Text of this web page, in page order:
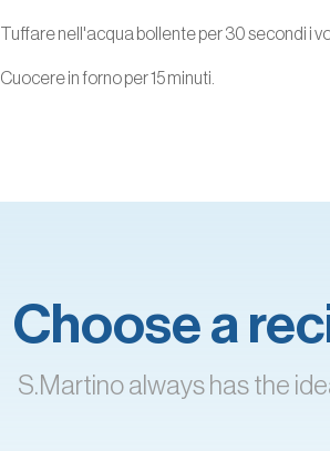
Tuffare nell'acqua bollente per 30 secondi i
Cuocere in forno per 15 minuti.
Choose a
S.Martino always has the